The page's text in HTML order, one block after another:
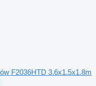
F2036HTD 3.6x1.5x1.8m